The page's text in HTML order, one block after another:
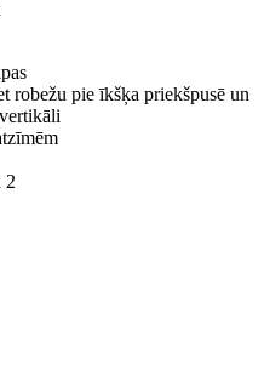
robežu pie īkšķa priekšpusē un